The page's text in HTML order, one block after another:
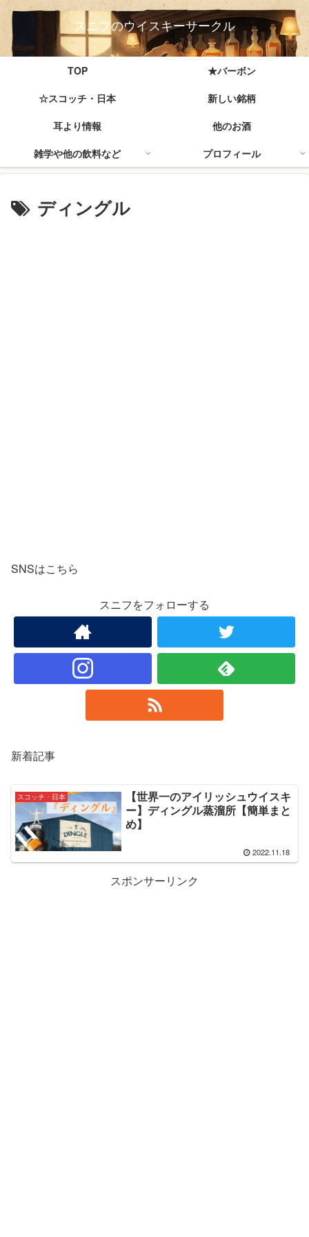
スニフのウイスキーサークル
TOP
★バーボン
☆スコッチ・日本
新しい銘柄
耳より情報
他のお酒
雑学や他の飲料など
プロフィール
ディングル
SNSはこちら
スニフをフォローする
新着記事
スコッチ・日本
【世界一のアイリッシュウイスキ
ー】ディングル蒸溜所【簡単まと
め】
2022.11.18
スポンサーリンク